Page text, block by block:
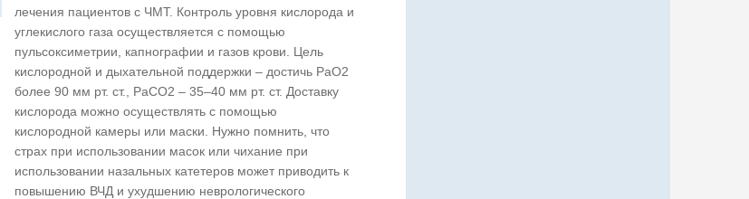
лечения пациентов с ЧМТ. Контроль уровня кислорода и
углекислого газа осуществляется с помощью
пульсоксиметрии, капнографии и газов крови. Цель
кислородной и дыхательной поддержки – достичь РаO2
более 90 мм рт. ст., РаCO2 – 35–40 мм рт. ст. Доставку
кислорода можно осуществлять с помощью
кислородной камеры или маски. Нужно помнить, что
страх при использовании масок или чихание при
использовании назальных катетеров может приводить к
повышению ВЧД и ухудшению неврологического